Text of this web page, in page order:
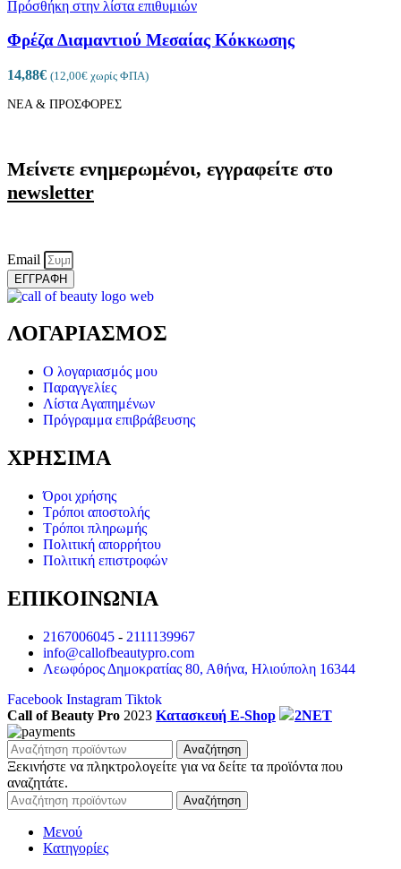
Πρόσθήκη στην λίστα επιθυμιών
Φρέζα Διαμαντιού Μεσαίας Κόκκωσης
14,88€ (12,00€ χωρίς ΦΠΑ)
ΝΕΑ & ΠΡΟΣΦΟΡΕΣ
Μείνετε ενημερωμένοι, εγγραφείτε στο
newsletter
Email
ΕΓΓΡΑΦΗ
ΛΟΓΑΡΙΑΣΜΟΣ
Ο λογαριασμός μου
Παραγγελίες
Λίστα Αγαπημένων
Πρόγραμμα επιβράβευσης
ΧΡΗΣΙΜΑ
Όροι χρήσης
Τρόποι αποστολής
Τρόποι πληρωμής
Πολιτική απορρήτου
Πολιτική επιστροφών
ΕΠΙΚΟΙΝΩΝΙΑ
2167006045 - 2111139967
info@callofbeautypro.com
Λεωφόρος Δημοκρατίας 80, Αθήνα, Ηλιούπολη 16344
Facebook Instagram Tiktok
Call of Beauty Pro 2023 Κατασκευή E-Shop 2NET
Αναζήτηση
Ξεκινήστε να πληκτρολογείτε για να δείτε τα προϊόντα που
αναζητάτε.
Αναζήτηση
Μενού
Κατηγορίες